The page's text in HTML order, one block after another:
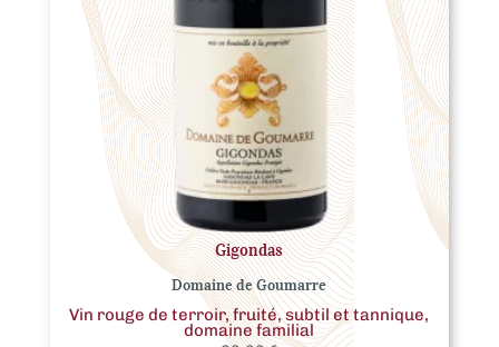
Gigondas
Domaine de Goumarre
Vin rouge de terroir, fruité, subtil et tannique,
domaine familial